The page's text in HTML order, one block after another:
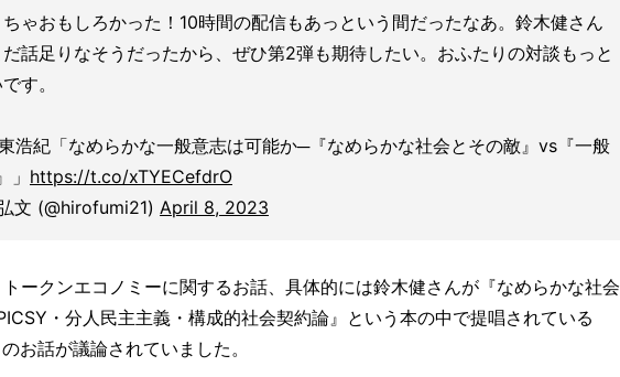
ゃおもしろかった！10時間の配信もあっという間だったなあ。鈴木健さん
話足りなそうだったから、ぜひ第2弾も期待したい。おふたりの対談もっと
す。
浩紀「なめらかな一般意志は可能か─『なめらかな社会とその敵』vs『一般
https://t.co/xTYECefdrO
文 (@hirofumi21) April 8, 2023
ークンエコノミーに関するお話、具体的には鈴木健さんが『なめらかな社会
・分人民主主義・構成的社会契約論』という本の中で提唱されている
のお話が議論されていました。